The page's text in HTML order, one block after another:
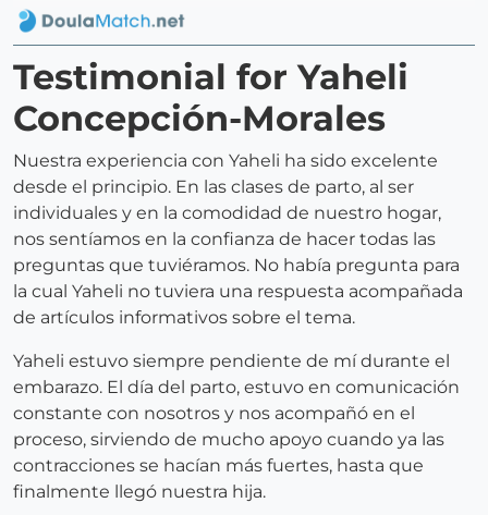
Testimonial for Yaheli
Concepción-Morales
Nuestra experiencia con Yaheli ha sido excelente
desde el principio. En las clases de parto, al ser
individuales y en la comodidad de nuestro hogar,
nos sentíamos en la confianza de hacer todas las
preguntas que tuviéramos. No había pregunta para
la cual Yaheli no tuviera una respuesta acompañada
de artículos informativos sobre el tema.
Yaheli estuvo siempre pendiente de mí durante el
embarazo. El día del parto, estuvo en comunicación
constante con nosotros y nos acompañó en el
proceso, sirviendo de mucho apoyo cuando ya las
contracciones se hacían más fuertes, hasta que
finalmente llegó nuestra hija.